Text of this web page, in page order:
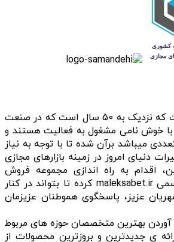
مجموعه های ملک ثابت که نزدیک به 50 سال است که در صنعت
با خوش نامی مشغول به فعالیت هستند و
میباشد برآن شده تا با توجه به نیاز
دنیای امروز در زمینه بازارهای مجازی
اقدام به راه اندازی مجموعه فروش
آنلاین خود با درگاه رسمی maleksabet.ir کرده تا بتواند در کنار
عزیز، پاسخگوی هموطنان عزیزمان
بهترین متخصصان حوزه های مربوط
ی جدیدترین و بروزترین محصولات از